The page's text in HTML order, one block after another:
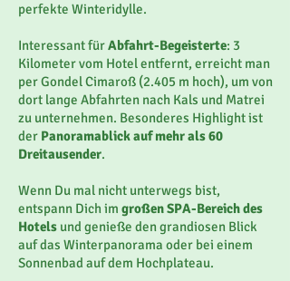
perfekte Winteridylle.
Interessant fürAbfahrt-Begeisterte: 3
Kilometer vom Hotel entfernt, erreicht man
per Gondel Cimaroß (2.405 m hoch), um von
dort lange Abfahrten nach Kals und Matrei
zu unternehmen. Besonderes Highlight ist
der Panoramablick auf mehr als 60
Dreitausender.
Wenn Du mal nicht unterwegs bist,
entspann Dich im großen SPA-Bereich des
Hotels und genieße den grandiosen Blick
auf das Winterpanorama oder bei einem
Sonnenbad auf dem Hochplateau.